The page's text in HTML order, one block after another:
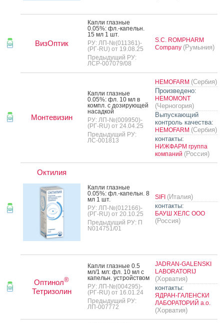
ВизОптик
Кап­ли глаз­ные
0.05%: фл.-ка­пельн.
15 мл 1 шт.
РУ: ЛП-№(011361)-
(РГ-RU) от 19.08.25
Предыдущий РУ:
ЛСР-007079/08
S.C. ROMPHARM
Company (Румыния)
Монтевизин
Кап­ли глаз­ные
0.05%: фл. 10 мл в
компл. с до­зиру­ющей
на­сад­кой
РУ: ЛП-№(009950)-
(РГ-RU) от 24.04.25
Предыдущий РУ:
ЛС-001813
HEMOFARM (Сербия)
Произведено:
HEMOMONT
(Черногория)
Выпускающий
контроль качества:
HEMOFARM (Сербия)
контакты:
НИЖФАРМ группа
компаний (Россия)
Октилия
Кап­ли глаз­ные
0.05%: фл.-ка­пельн. 8
мл 1 шт.
РУ: ЛП-№(012166)-
(РГ-RU) от 20.10.25
Предыдущий РУ: П
N014751/01
SIFI (Италия)
контакты:
БАУШ ХЕЛС ООО
(Россия)
Оптинол®
Тетризолин
Кап­ли глаз­ные 0.5
мл/1 мл: фл. 10 мл с
ка­пельн. ус­трой­ством
РУ: ЛП-№(004295)-
(РГ-RU) от 16.01.24
Предыдущий РУ:
ЛП-007772
JADRAN-GALENSKI
LABORATORIJ
(Хорватия)
контакты:
ЯДРАН-ГАЛЕНСКИ
ЛАБОРАТОРИЙ а.о.
(Хорватия)